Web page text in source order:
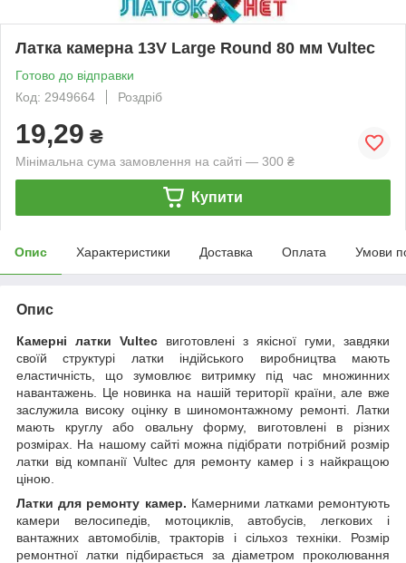
Латка камерна 13V Large Round 80 мм Vultec
Готово до відправки
Код: 2949664
Роздріб
19,29 ₴
Мінімальна сума замовлення на сайті — 300 ₴
Купити
Опис Характеристики Доставка Оплата Умови
Опис
Камерні латки Vultec виготовлені з якісної гуми, завдяки
своїй структурі латки індійського виробництва мають
еластичність, що зумовлює витримку під час множинних
навантажень. Це новинка на нашій території країни, але вже
заслужила високу оцінку в шиномонтажному ремонті. Латки
мають круглу або овальну форму, виготовлені в різних
розмірах. На нашому сайті можна підібрати потрібний розмір
латки від компанії Vultec для ремонту камер і з найкращою
ціною.
Латки для ремонту камер. Камерними латками ремонтують
камери велосипедів, мотоциклів, автобусів, легкових і
вантажних автомобілів, тракторів і сільхоз техніки. Розмір
ремонтної латки підбирається за діаметром проколювання